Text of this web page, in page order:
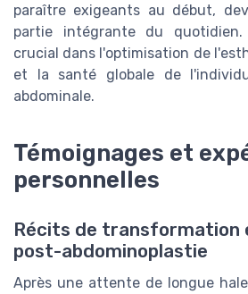
paraître exigeants au début,
partie intégrante du
crucial dans l'optimisation de
et la santé globale de
abdominale.
Témoignages et
personnelles
Récits de transformation
post-abdominoplastie
Après une attente de longue